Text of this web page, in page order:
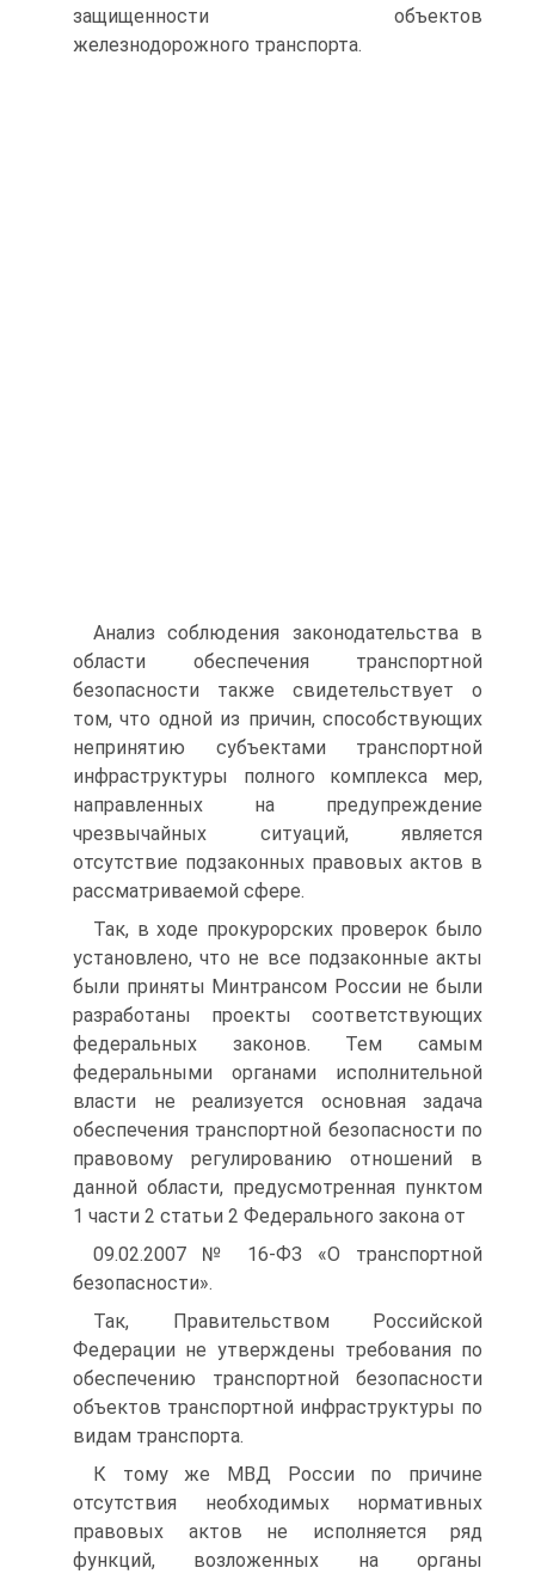
защищенности объектов
железнодорожного транспорта.
Анализ соблюдения законодательства в
области обеспечения транспортной
безопасности также свидетельствует о
том, что одной из причин, способствующих
непринятию субъектами транспортной
инфраструктуры полного комплекса мер,
направленных на предупреждение
чрезвычайных ситуаций, является
отсутствие подзаконных правовых актов в
рассматриваемой сфере.
Так, в ходе прокурорских проверок было
установлено, что не все подзаконные акты
были приняты Минтрансом России не были
разработаны проекты соответствующих
федеральных законов. Тем самым
федеральными органами исполнительной
власти не реализуется основная задача
обеспечения транспортной безопасности по
правовому регулированию отношений в
данной области, предусмотренная пунктом
1 части 2 статьи 2 Федерального закона от
09.02.2007 № 16-ФЗ «О транспортной
безопасности».
Так, Правительством Российской
Федерации не утверждены требования по
обеспечению транспортной безопасности
объектов транспортной инфраструктуры по
видам транспорта.
К тому же МВД России по причине
отсутствия необходимых нормативных
правовых актов не исполняется ряд
функций, возложенных на органы